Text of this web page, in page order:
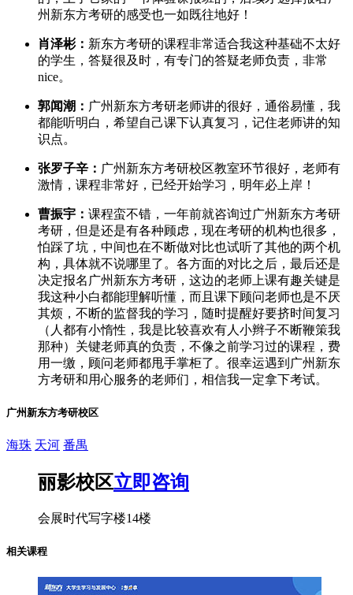
州新东方考研的感受也一如既往地好！
肖泽彬： 新东方考研的课程非常适合我这种基础不太好
的学生，答疑很及时，有专门的答疑老师负责，非常
nice。
郭闻潮： 广州新东方考研老师讲的很好，通俗易懂，我
都能听明白，希望自己课下认真复习，记住老师讲的知
识点。
张罗子辛： 广州新东方考研校区教室环节很好，老师有
激情，课程非常好，已经开始学习，明年必上岸！
曹振宇： 课程蛮不错，一年前就咨询过广州新东方考研
考研，但是还是有各种顾虑，现在考研的机构也很多，
怕踩了坑，中间也在不断做对比也试听了其他的两个机
构，具体就不说哪里了。各方面的对比之后，最后还是
决定报名广州新东方考研，这边的老师上课有趣关键是
我这种小白都能理解听懂，而且课下顾问老师也是不厌
其烦，不断的监督我的学习，随时提醒好要挤时间复习
（人都有小惰性，我是比较喜欢有人小辫子不断鞭策我
那种）关键老师真的负责，不像之前学习过的课程，费
用一缴，顾问老师都甩手掌柜了。很幸运遇到广州新东
方考研和用心服务的老师们，相信我一定拿下考试。
广州新东方考研校区
海珠 天河 番禺
丽影校区立即咨询
会展时代写字楼14楼
相关课程